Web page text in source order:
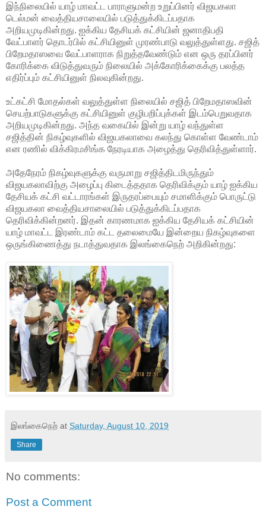
இந்நிலையில் யாழ் மாவட்ட பாராளுமன்ற உறுப்பினர் விஜயகலா
டெல்மன் வைத்தியசாலையில் படுத்துக்கிடப்பதாக
அறியமுடிகின்றது. ஐக்கிய தேசியக் கட்சியின் ஜனாதிபதி
வேட்பாளர் தொடர்பில் கட்சியினுள் முரண்பாடு வலுத்துள்ளது. சஜித்
பிறேமதாஸவை வேட்பாளராக நிறுத்தவேண்டும் என ஒரு தரப்பினர்
கோரிக்கை விடுத்துவரும் நிலையில் அக்கோரிக்கைக்கு பலத்த
எதிர்ப்பும் கட்சியினுள் நிலவுகின்றது.
உட்கட்சி மோதல்கள் வலுத்துள்ள நிலையில் சஜித் பிறேமதாஸவின்
செயற்பாடுகளுக்கு கட்சியினுள் குழிபறிப்புக்கள் இடம்பெறுவதாக
அறியமுடிகின்றது. அந்த வகையில் இன்று யாழ் வந்துள்ள
சஜித்தின் நிகழ்வுகளில் விஜயகலாவை கலந்து கொள்ள வேண்டாம்
என ரணில் விக்கிரமசிங்க நேரடியாக அழைத்து தெரிவித்துள்ளார்.
அதேநேரம் நிகழ்வுகளுக்கு வருமாறு சஜித்திடமிருந்தும்
விஜயகலாவிற்கு அழைப்பு கிடைத்ததாக தெரிவிக்கும் யாழ் ஐக்கிய
தேசியக் கட்சி வட்டாரங்கள் இருதரப்பையும் சமாளிக்கும் பொருட்டு
விஜயகலா வைத்தியசாலையில் படுத்துக்கிடப்பதாக
தெரிவிக்கின்றனர். இதன் காரணமாக ஐக்கிய தேசியக் கட்சியின்
யாழ் மாவட்ட இரண்டாம் கட்ட தலைமையே இன்றைய நிகழ்வுகளை
ஒருங்கிணைத்து நடாத்துவதாக இலங்கைநெற் அறிகின்றது:
இலங்கைநெற் at Saturday, August 10, 2019
Share
No comments:
Post a Comment